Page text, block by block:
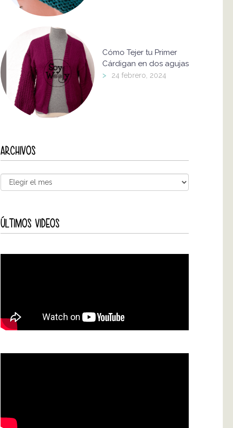
Cómo Tejer tu Primer
Cárdigan en dos agujas
> 24 febrero, 2024
ARCHIVOS
ÚLTIMOS VIDEOS